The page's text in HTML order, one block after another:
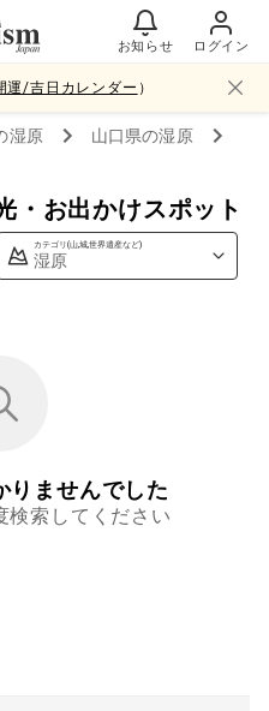
お知らせ ログイン
運/吉日カレンダー ）
湿原 山口県の湿原
・お出かけスポット
カテゴリ(山,城,世界遺産など)
湿原
りませんでした
検索してください